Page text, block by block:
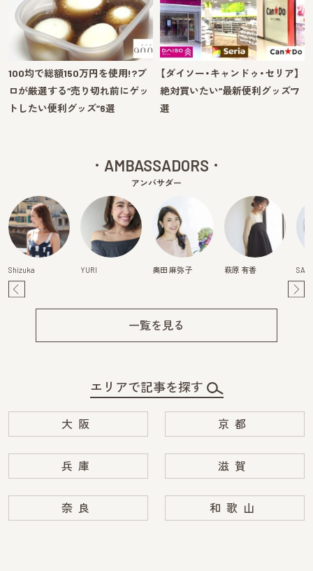
100均で総額150万円を使用!?プ
ロが厳選する“売り切れ前にゲッ
トしたい便利グッズ”6選
【ダイソー・キャンドゥ・セリア】
絶対買いたい“最新便利グッズ”7
選
AMBASSADORS
アンバサダー
Shizuka YURI 奥田 麻弥子 萩原 有香
一覧を見る
エリアで記事を探す
大阪 京都
兵庫 滋賀
奈良 和歌山